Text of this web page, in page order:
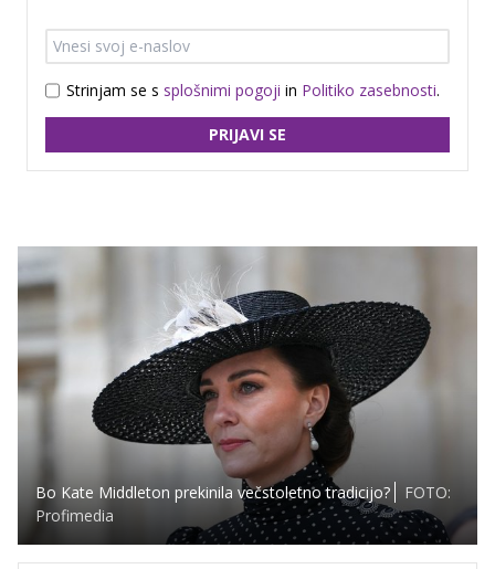
Strinjam se s splošnimi pogoji in Politiko zasebnosti.
PRIJAVI SE
Bo Kate Middleton prekinila večstoletno tradicijo?
FOTO:
Profimedia